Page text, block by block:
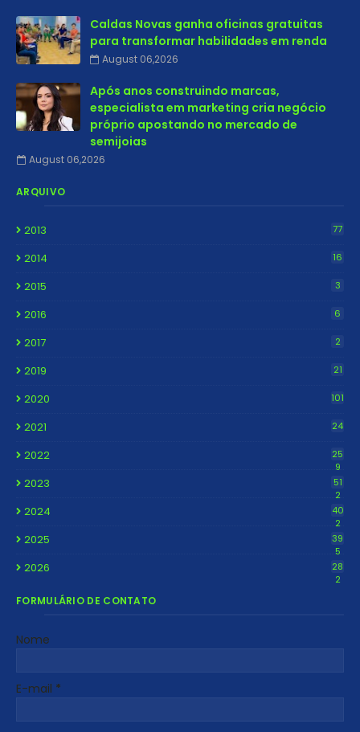
Caldas Novas ganha oficinas gratuitas
para transformar habilidades em renda
August 06,2026
Após anos construindo marcas,
especialista em marketing cria negócio
próprio apostando no mercado de
semijoias
August 06,2026
ARQUIVO
2013 77
2014 16
2015 3
2016 6
2017 2
2019 21
2020 101
2021 24
2022
25
9
2023
51
2
2024
40
2
2025
39
5
2026
28
2
FORMULÁRIO DE CONTATO
Nome
E-mail *